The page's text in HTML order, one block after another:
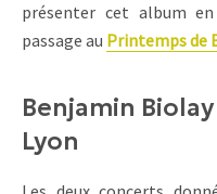
présenter cet album
passage au Printemps de
Benjamin
Lyon